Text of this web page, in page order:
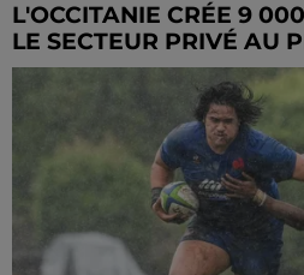
L'OCCITANIE CRÉE 9
LE SECTEUR PRIVÉ AU